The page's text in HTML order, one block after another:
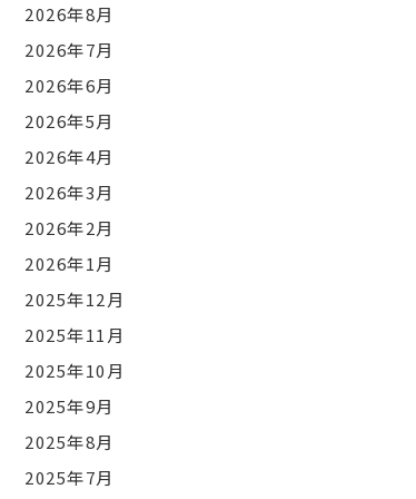
テ
ゴ
リ
ー
2026年8月
2026年7月
2026年6月
2026年5月
2026年4月
2026年3月
2026年2月
2026年1月
2025年12月
2025年11月
2025年10月
2025年9月
2025年8月
2025年7月